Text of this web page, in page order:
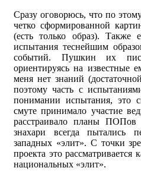
Сразу оговорюсь, что по
четко сформированной
(есть только образ). Также
испытания теснейшим
событий. Пушкин их
ориентируясь на известные
меня нет знаний
поэтому часть с
понимании испытания, это
смуте принимало участие
расстраивало планы
знахари всегда пытались
западных «элит». С точки
проекта это рассматривается
национальных «элит».